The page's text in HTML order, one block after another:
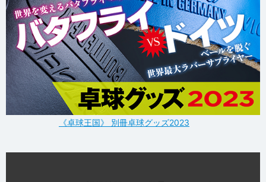
《卓球王国》 別冊卓球グッズ2023